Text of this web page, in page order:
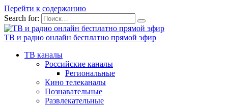
Перейти к содержанию
Search for:
ТВ и радио онлайн бесплатно прямой эфир
ТВ каналы
Российские каналы
Региональные
Кино телеканалы
Познавательные
Развлекательные